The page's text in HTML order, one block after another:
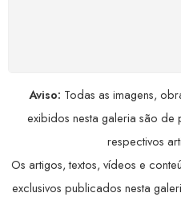
Aviso: Todas as imagens,
exibidos nesta galeria são de
respectivos
Os artigos, textos, vídeos e
exclusivos publicados nesta